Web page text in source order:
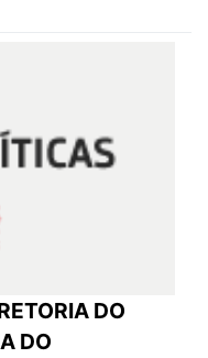
DO
DO